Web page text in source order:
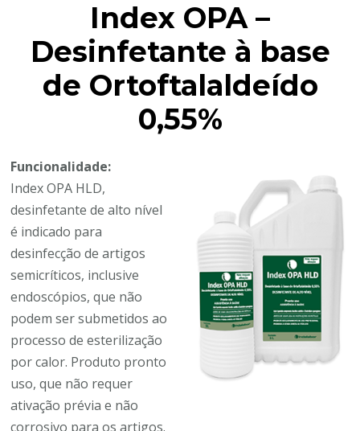
Index OPA –
Desinfetante à base
de Ortoftalaldeído
0,55%
Funcionalidade:
Index OPA HLD,
desinfetante de alto nível
é indicado para
desinfecção de artigos
semicríticos, inclusive
endoscópios, que não
podem ser submetidos ao
processo de esterilização
por calor. Produto pronto
uso, que não requer
ativação prévia e não
corrosivo para os artigos.